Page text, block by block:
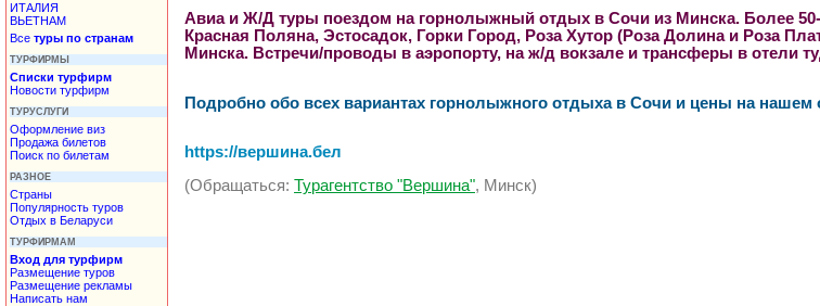
ИТАЛИЯ
ВЬЕТНАМ
Все туры по странам
ТУРФИРМЫ
Списки турфирм
Новости турфирм
ТУРУСЛУГИ
Оформление виз
Продажа билетов
Поиск по билетам
РАЗНОЕ
Страны
Популярность туров
Отдых в Беларуси
ТУРФИРМАМ
Вход для турфирм
Размещение туров
Размещение рекламы
Написать нам
Авиа и Ж/Д туры поездом на горнолыжный отдых в Сочи из Минска. Более 50-
Красная Поляна, Эстосадок, Горки Город, Роза Хутор (Роза Долина и Роза
Минска. Встречи/проводы в аэропорту, на ж/д вокзале и трансферы в отели
Подробно обо всех вариантах горнолыжного отдыха в Сочи и цены на нашем
https://вершина.бел
(Обращаться: Турагентство "Вершина", Минск)